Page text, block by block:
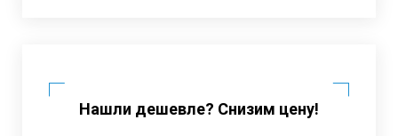
Нашли дешевле? Снизим цену!